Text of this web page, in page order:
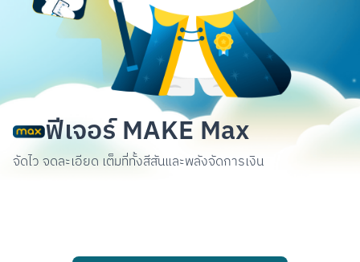
ฟีเจอร์ MAKE Max
จัดไว จดละเอียด เต็มที่ทั้งสีสันและพลังจัดการเงิน